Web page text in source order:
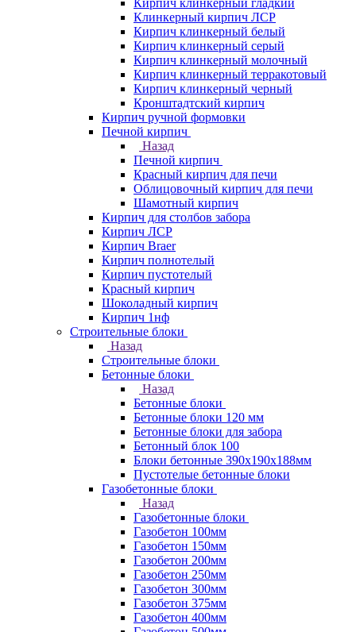
Кирпич клинкерный гладкий
Клинкерный кирпич ЛСР
Кирпич клинкерный белый
Кирпич клинкерный серый
Кирпич клинкерный молочный
Кирпич клинкерный терракотовый
Кирпич клинкерный черный
Кронштадтский кирпич
Кирпич ручной формовки
Печной кирпич
Назад
Печной кирпич
Красный кирпич для печи
Облицовочный кирпич для печи
Шамотный кирпич
Кирпич для столбов забора
Кирпич ЛСР
Кирпич Braer
Кирпич полнотелый
Кирпич пустотелый
Красный кирпич
Шоколадный кирпич
Кирпич 1нф
Строительные блоки
Назад
Строительные блоки
Бетонные блоки
Назад
Бетонные блоки
Бетонные блоки 120 мм
Бетонные блоки для забора
Бетонный блок 100
Блоки бетонные 390х190х188мм
Пустотелые бетонные блоки
Газобетонные блоки
Назад
Газобетонные блоки
Газобетон 100мм
Газобетон 150мм
Газобетон 200мм
Газобетон 250мм
Газобетон 300мм
Газобетон 375мм
Газобетон 400мм